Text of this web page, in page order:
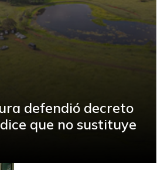
defendió decreto
que no sustituye